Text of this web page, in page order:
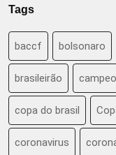
Tags
baccf bolsonaro
brasileirão
copa do brasil
coronavirus